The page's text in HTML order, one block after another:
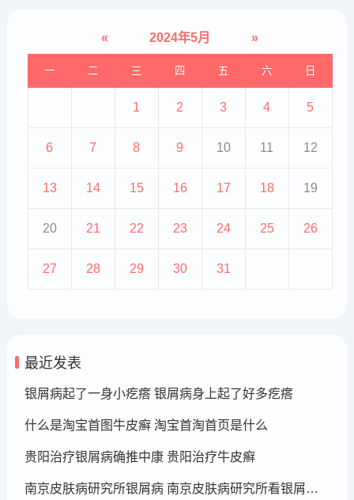
« 2024年5月 »
一 二 三 四 五 六 日
1 2 3 4 5
6 7 8 9 10 11 12
13 14 15 16 17 18 19
20 21 22 23 24 25 26
27 28 29 30 31
最近发表
银屑病起了一身小疙瘩 银屑病身上起了好多疙瘩
什么是淘宝首图牛皮癣 淘宝首淘首页是什么
贵阳治疗银屑病确推中康 贵阳治疗牛皮癣
南京皮肤病研究所银屑病 南京皮肤病研究所看银屑病哪个医生厉害